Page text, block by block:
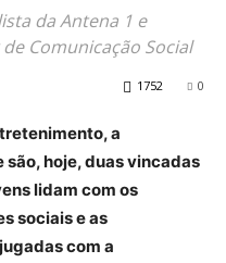
da Antena 1 e
Comunicação Social
0
1752
a
hoje, duas vincadas
lidam com os
sociais e as
com a